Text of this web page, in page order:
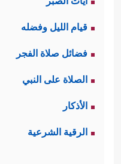
قيام الليل وفضله
فضائل صلاة الفجر
الصلاة على النبي
الأذكار
الرقية الشرعية